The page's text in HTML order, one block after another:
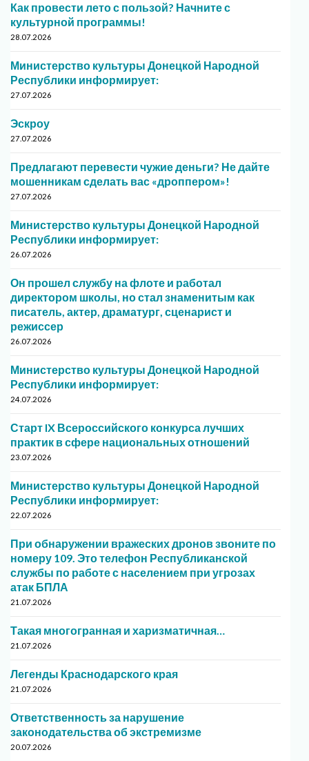
Как провести лето с пользой? Начните с
культурной программы!
28.07.2026
Министерство культуры Донецкой Народной
Республики информирует:
27.07.2026
Эскроу
27.07.2026
Предлагают перевести чужие деньги? Не дайте
мошенникам сделать вас «дроппером»!
27.07.2026
Министерство культуры Донецкой Народной
Республики информирует:
26.07.2026
Он прошел службу на флоте и работал
директором школы, но стал знаменитым как
писатель, актер, драматург, сценарист и
режиссер
26.07.2026
Министерство культуры Донецкой Народной
Республики информирует:
24.07.2026
Старт IX Всероссийского конкурса лучших
практик в сфере национальных отношений
23.07.2026
Министерство культуры Донецкой Народной
Республики информирует:
22.07.2026
При обнаружении вражеских дронов звоните по
номеру 109. Это телефон Республиканской
службы по работе с населением при угрозах
атак БПЛА
21.07.2026
Такая многогранная и харизматичная…
21.07.2026
Легенды Краснодарского края
21.07.2026
Ответственность за нарушение
законодательства об экстремизме
20.07.2026